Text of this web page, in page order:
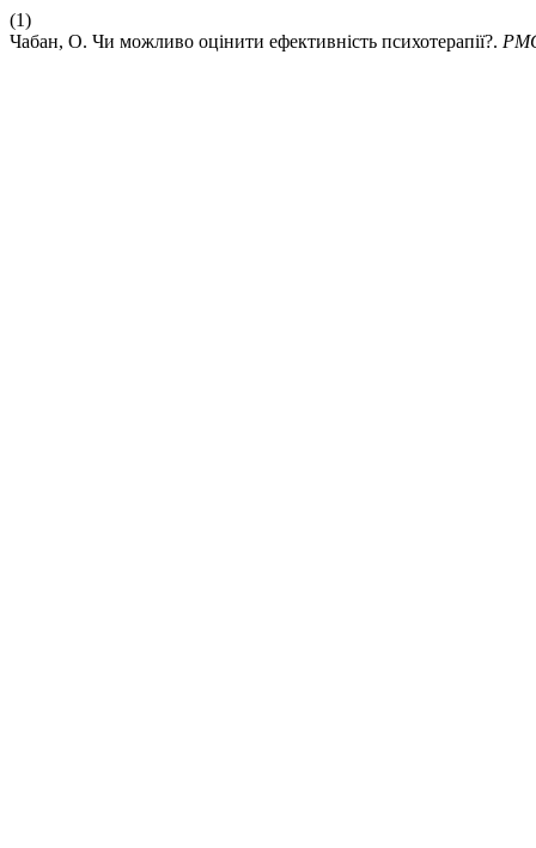
(1)
Чабан, О. Чи можливо оцінити ефективність психотерапії?.